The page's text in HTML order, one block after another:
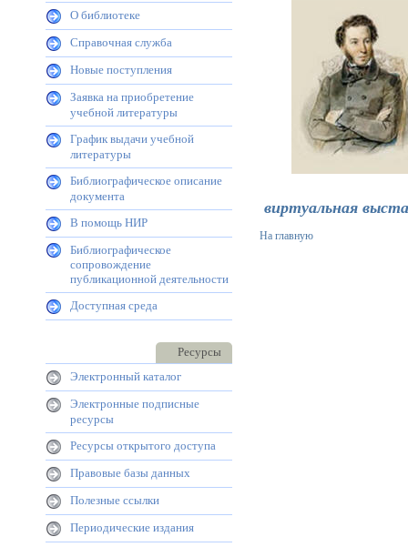
О библиотеке
Справочная служба
Новые поступления
Заявка на приобретение
учебной литературы
График выдачи учебной
литературы
Библиографическое описание
документа
В помощь НИР
Библиографическое
сопровождение
публикационной деятельности
Доступная среда
Ресурсы
Электронный каталог
Электронные подписные
ресурсы
Ресурсы открытого доступа
Правовые базы данных
Полезные ссылки
Периодические издания
виртуальная
На главную